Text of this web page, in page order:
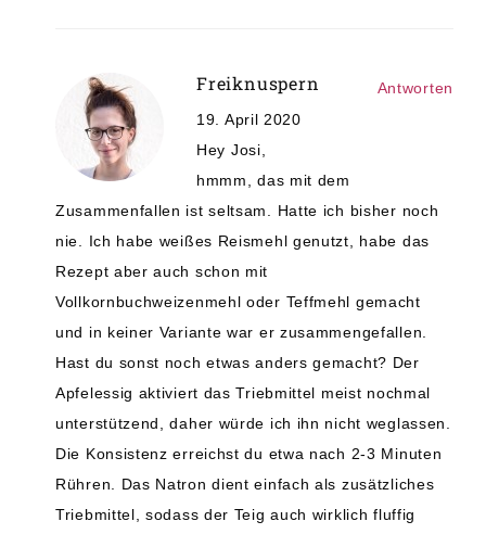
Freiknuspern
19. April 2020
Hey Josi,
hmmm, das mit dem
Zusammenfallen ist seltsam. Hatte ich bisher noch
nie. Ich habe weißes Reismehl genutzt, habe das
Rezept aber auch schon mit
Vollkornbuchweizenmehl oder Teffmehl gemacht
und in keiner Variante war er zusammengefallen.
Hast du sonst noch etwas anders gemacht? Der
Apfelessig aktiviert das Triebmittel meist nochmal
unterstützend, daher würde ich ihn nicht weglassen.
Die Konsistenz erreichst du etwa nach 2-3 Minuten
Rühren. Das Natron dient einfach als zusätzliches
Triebmittel, sodass der Teig auch wirklich fluffig
Antworten